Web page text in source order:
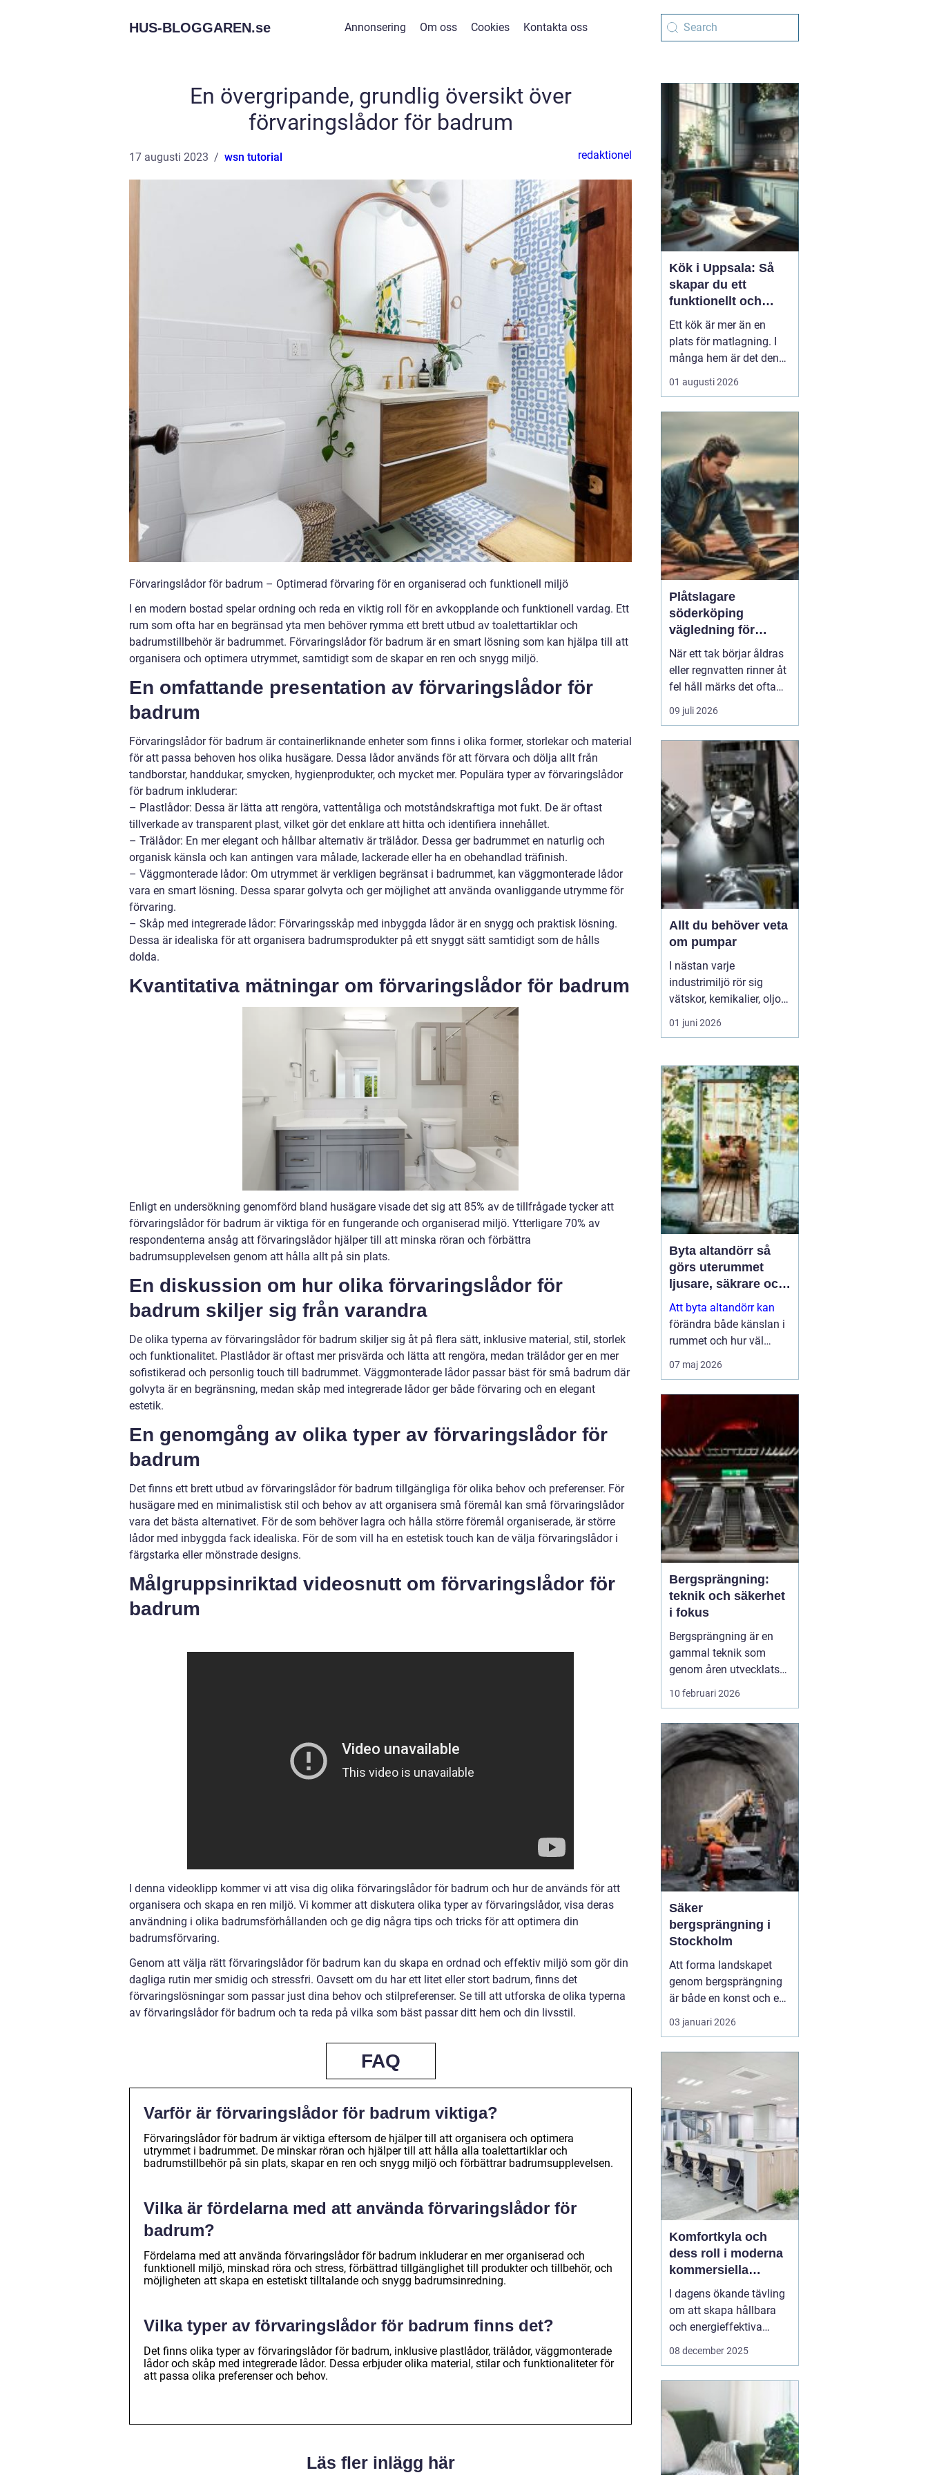
HUS-BLOGGAREN.se Annonsering Om oss Cookies Kontakta oss
En övergripande, grundlig översikt över
förvaringslådor för badrum
17 augusti 2023 wsn tutorial redaktionel
Förvaringslådor för badrum – Optimerad förvaring för en organiserad och funktionell miljö
I en modern bostad spelar ordning och reda en viktig roll för en avkopplande och funktionell vardag. Ett
rum som ofta har en begränsad yta men behöver rymma ett brett utbud av toalettartiklar och
badrumstillbehör är badrummet. Förvaringslådor för badrum är en smart lösning som kan hjälpa till att
organisera och optimera utrymmet, samtidigt som de skapar en ren och snygg miljö.
En omfattande presentation av förvaringslådor för
badrum
Förvaringslådor för badrum är containerliknande enheter som finns i olika former, storlekar och material
för att passa behoven hos olika husägare. Dessa lådor används för att förvara och dölja allt från
tandborstar, handdukar, smycken, hygienprodukter, och mycket mer. Populära typer av förvaringslådor
för badrum inkluderar:
– Plastlådor: Dessa är lätta att rengöra, vattentåliga och motståndskraftiga mot fukt. De är oftast
tillverkade av transparent plast, vilket gör det enklare att hitta och identifiera innehållet.
– Trälådor: En mer elegant och hållbar alternativ är trälådor. Dessa ger badrummet en naturlig och
organisk känsla och kan antingen vara målade, lackerade eller ha en obehandlad träfinish.
– Väggmonterade lådor: Om utrymmet är verkligen begränsat i badrummet, kan väggmonterade lådor
vara en smart lösning. Dessa sparar golvyta och ger möjlighet att använda ovanliggande utrymme för
förvaring.
– Skåp med integrerade lådor: Förvaringsskåp med inbyggda lådor är en snygg och praktisk lösning.
Dessa är idealiska för att organisera badrumsprodukter på ett snyggt sätt samtidigt som de hålls
dolda.
Kvantitativa mätningar om förvaringslådor för badrum
Enligt en undersökning genomförd bland husägare visade det sig att 85% av de tillfrågade tycker att
förvaringslådor för badrum är viktiga för en fungerande och organiserad miljö. Ytterligare 70% av
respondenterna ansåg att förvaringslådor hjälper till att minska röran och förbättra
badrumsupplevelsen genom att hålla allt på sin plats.
En diskussion om hur olika förvaringslådor för
badrum skiljer sig från varandra
De olika typerna av förvaringslådor för badrum skiljer sig åt på flera sätt, inklusive material, stil, storlek
och funktionalitet. Plastlådor är oftast mer prisvärda och lätta att rengöra, medan trälådor ger en mer
sofistikerad och personlig touch till badrummet. Väggmonterade lådor passar bäst för små badrum där
golvyta är en begränsning, medan skåp med integrerade lådor ger både förvaring och en elegant
estetik.
En genomgång av olika typer av förvaringslådor för
badrum
Det finns ett brett utbud av förvaringslådor för badrum tillgängliga för olika behov och preferenser. För
husägare med en minimalistisk stil och behov av att organisera små föremål kan små förvaringslådor
vara det bästa alternativet. För de som behöver lagra och hålla större föremål organiserade, är större
lådor med inbyggda fack idealiska. För de som vill ha en estetisk touch kan de välja förvaringslådor i
färgstarka eller mönstrade designs.
Målgruppsinriktad videosnutt om förvaringslådor för
badrum
I denna videoklipp kommer vi att visa dig olika förvaringslådor för badrum och hur de används för att
organisera och skapa en ren miljö. Vi kommer att diskutera olika typer av förvaringslådor, visa deras
användning i olika badrumsförhållanden och ge dig några tips och tricks för att optimera din
badrumsförvaring.
Genom att välja rätt förvaringslådor för badrum kan du skapa en ordnad och effektiv miljö som gör din
dagliga rutin mer smidig och stressfri. Oavsett om du har ett litet eller stort badrum, finns det
förvaringslösningar som passar just dina behov och stilpreferenser. Se till att utforska de olika typerna
av förvaringslådor för badrum och ta reda på vilka som bäst passar ditt hem och din livsstil.
FAQ
Varför är förvaringslådor för badrum viktiga?
Förvaringslådor för badrum är viktiga eftersom de hjälper till att organisera och optimera
utrymmet i badrummet. De minskar röran och hjälper till att hålla alla toalettartiklar och
badrumstillbehör på sin plats, skapar en ren och snygg miljö och förbättrar badrumsupplevelsen.
Vilka är fördelarna med att använda förvaringslådor för
badrum?
Fördelarna med att använda förvaringslådor för badrum inkluderar en mer organiserad och
funktionell miljö, minskad röra och stress, förbättrad tillgänglighet till produkter och tillbehör, och
möjligheten att skapa en estetiskt tilltalande och snygg badrumsinredning.
Vilka typer av förvaringslådor för badrum finns det?
Det finns olika typer av förvaringslådor för badrum, inklusive plastlådor, trälådor, väggmonterade
lådor och skåp med integrerade lådor. Dessa erbjuder olika material, stilar och funktionaliteter för
att passa olika preferenser och behov.
Läs fler inlägg här
Kök i Uppsala: Så
skapar du ett
funktionellt och
personligt kök
Ett kök är mer än en
plats för matlagning. I
många hem är det den
samlingspunkten där
boende i Uppsala söker
inspiration kring kök
Uppsala h...
01 augusti 2026
Plåtslagare
söderköping
vägledning för
hållbara tak och
plåtdetaljer
När ett tak börjar åldras
eller regnvatten rinner åt
fel håll märks det ofta
först som en liten
irritation. Några droppar
missfärgat hörn på
fasaden, ett konstigt
drag vid vinden. Men
bakom sådana tecken
döljer sig ofta
plåtdetaljer...
09 juli 2026
Allt du behöver veta
om pumpar
I nästan varje
industrimiljö rör sig
vätskor, kemikalier, oljor
eller slam i bakgrunden.
Ofta är det pumpar som
effektivt. När rätt pump
sitter på rätt plats rullar
produktionen p...
01 juni 2026
Byta altandörr så
görs uterummet
ljusare, säkrare och
mer energieffektivt
Att byta altandörr kan
förändra både känslan i
rummet och hur väl
bostaden fungerar i
vardagen. En modern
och buller och ger ett
tryggare skydd...
07 maj 2026
Bergsprängning:
teknik och säkerhet
i fokus
Bergsprängning är en
gammal teknik som
genom åren utvecklats
till en oumbärlig del av
Genom att noggrant
tillämpa explosioner kan
man forma landskap
och bereda plats för
byggnati...
10 februari 2026
Säker
bergsprängning i
Stockholm
Att forma landskapet
genom bergsprängning
är både en konst och en
vetenskap. Med
precision och expertis
möjliggöra utveckling
där naturen annars
sätter gränser. I
Stockholm är bergsprä...
03 januari 2026
Komfortkyla och
dess roll i moderna
kommersiella
fastigheter
I dagens ökande tävling
om att skapa hållbara
och energieffektiva
byggnader, spelar
som kontor,
industrihallar och hotell,
har behovet av
komfortkyla blivit
08 december 2025